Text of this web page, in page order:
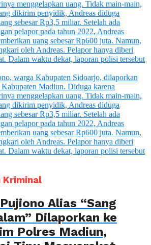
Kriminal
Alias “Sang
Dilaporkan ke
Polres Madiun,